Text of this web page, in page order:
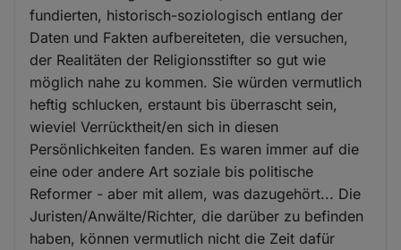
fundierten, historisch-soziologisch entlang der
Daten und Fakten aufbereiteten, die versuchen,
der Realitäten der Religionsstifter so gut wie
möglich nahe zu kommen. Sie würden vermutlich
heftig schlucken, erstaunt bis überrascht sein,
wieviel Verrücktheit/en sich in diesen
Persönlichkeiten fanden. Es waren immer auf die
eine oder andere Art soziale bis politische
Reformer - aber mit allem, was dazugehört... Die
Juristen/Anwälte/Richter, die darüber zu befinden
haben, können vermutlich nicht die Zeit dafür